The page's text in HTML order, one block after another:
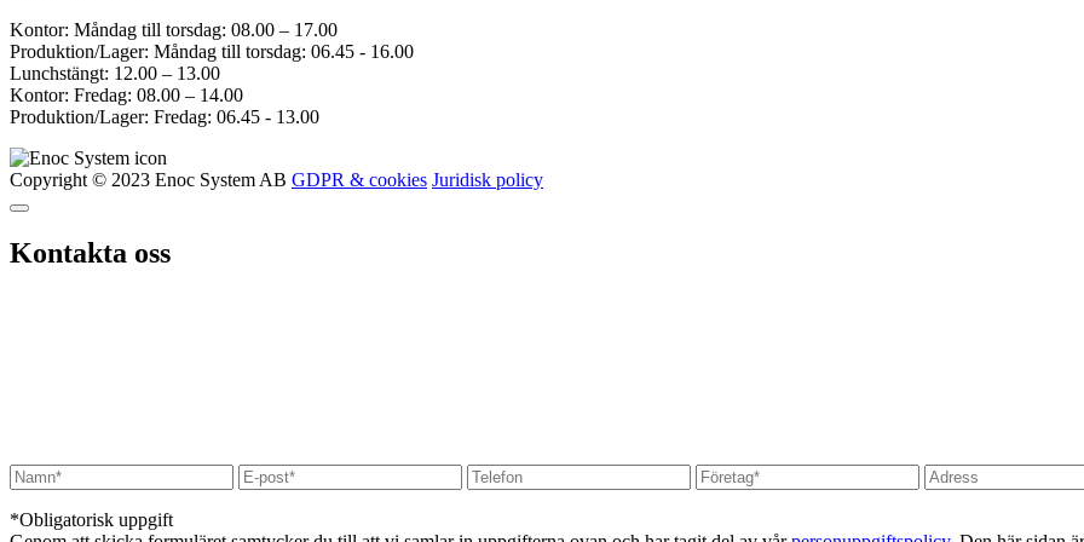
Kontor: Måndag till torsdag: 08.00 – 17.00
Produktion/Lager: Måndag till torsdag: 06.45 - 16.00
Lunchstängt: 12.00 – 13.00
Kontor: Fredag: 08.00 – 14.00
Produktion/Lager: Fredag: 06.45 - 13.00
Copyright © 2023 Enoc System AB GDPR & cookies Juridisk policy
Kontakta oss
*Obligatorisk uppgift